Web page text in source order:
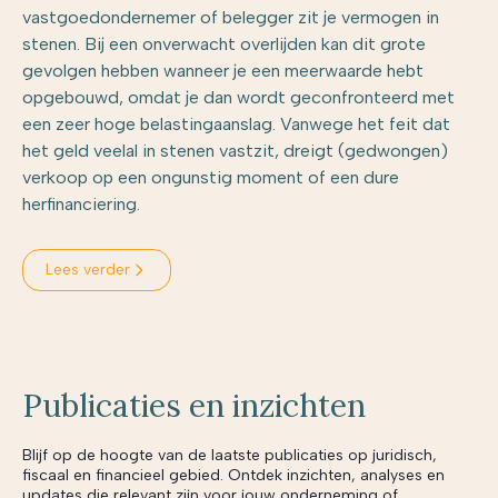
vastgoedondernemer of belegger zit je vermogen in
stenen. Bij een onverwacht overlijden kan dit grote
gevolgen hebben wanneer je een meerwaarde hebt
opgebouwd, omdat je dan wordt geconfronteerd met
een zeer hoge belastingaanslag. Vanwege het feit dat
het geld veelal in stenen vastzit, dreigt (gedwongen)
verkoop op een ongunstig moment of een dure
herfinanciering.
Lees verder
Publicaties en inzichten
Blijf op de hoogte van de laatste publicaties op juridisch,
fiscaal en financieel gebied. Ontdek inzichten, analyses en